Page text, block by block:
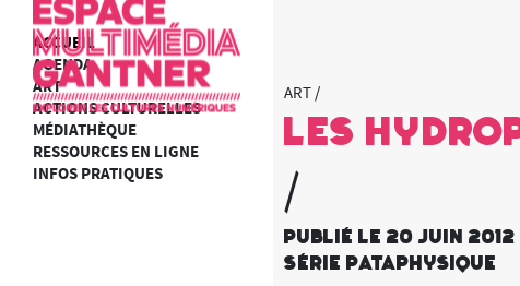
ACCUEIL
AGENDA
ART
ACTIONS CULTURELLES
MÉDIATHÈQUE
RESSOURCES EN LIGNE
INFOS PRATIQUES
ART /
Les
/
Publié le 20 juin 2012
Série Pataphysique